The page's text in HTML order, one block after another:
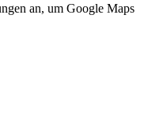
an, um Google Maps